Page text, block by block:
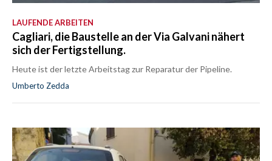
LAUFENDE ARBEITEN
Cagliari, die Baustelle an der Via Galvani nähert
sich der Fertigstellung.
Heute ist der letzte Arbeitstag zur Reparatur der Pipeline.
Umberto Zedda